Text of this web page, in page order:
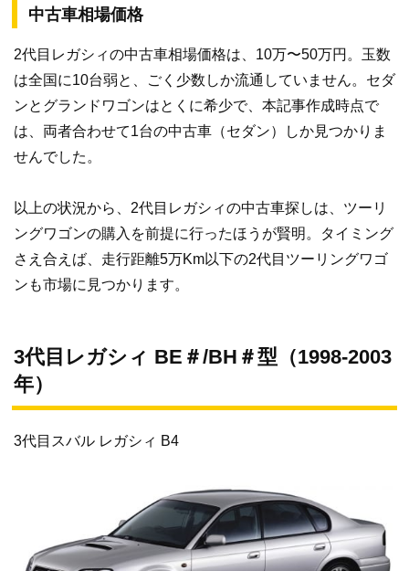
乗車定員 5名
使用燃料
レギュラーガソリン
※全長・全幅・全高・車両重量はベーシックグレードの数値です。
中古車相場価格
2代目レガシィの中古車相場価格は、10万〜50万円。玉数
は全国に10台弱と、ごく少数しか流通していません。セダ
ンとグランドワゴンはとくに希少で、本記事作成時点で
は、両者合わせて1台の中古車（セダン）しか見つかりま
せんでした。
以上の状況から、2代目レガシィの中古車探しは、ツーリ
ングワゴンの購入を前提に行ったほうが賢明。タイミング
さえ合えば、走行距離5万Km以下の2代目ツーリングワゴ
ンも市場に見つかります。
3代目レガシィ BE＃/BH＃型（1998-2003
年）
3代目スバル レガシィ B4